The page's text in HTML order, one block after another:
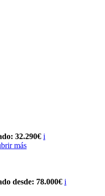
32.290€ i
más
desde: 78.000€ i